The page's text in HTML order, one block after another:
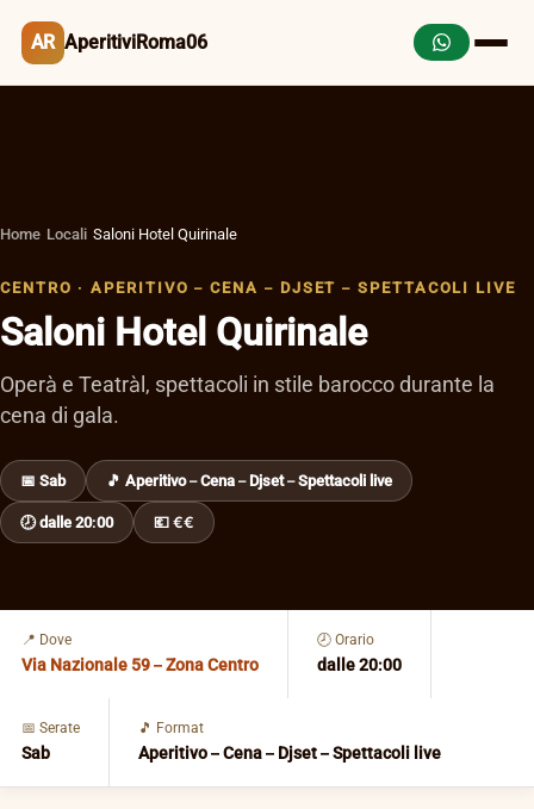
AR AperitiviRoma06
Home Locali Saloni Hotel Quirinale
CENTRO · APERITIVO – CENA – DJSET – SPETTACOLI LIVE
Saloni Hotel Quirinale
Operà e Teatràl, spettacoli in stile barocco durante la
cena di gala.
📅 Sab 🎵 Aperitivo – Cena – Djset – Spettacoli live
🕗 dalle 20:00 💶 €€
📍 Dove
Via Nazionale 59 – Zona Centro
🕗 Orario
dalle 20:00
📅 Serate
Sab
🎵 Format
Aperitivo – Cena – Djset – Spettacoli live